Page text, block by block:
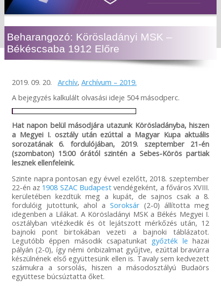
Beharangozó: Körösladányi MSK –
Békéscsaba 1912 Előre
2019. 09. 20. Archív, Archívum – 2019.
A bejegyzés kalkulált olvasási ideje 504 másodperc.
Hat napon belül másodjára utazunk Körösladányba, hiszen
a Megyei I. osztály után ezúttal a Magyar Kupa aktuális
sorozatának 6. fordulójában, 2019. szeptember 21-én
(szombaton) 15:00 órától szintén a Sebes-Körös partiak
lesznek ellenfeleink.
Szinte napra pontosan egy évvel ezelőtt, 2018. szeptember
22-én az 1908 SZAC Budapest vendégeként, a főváros XVIII.
kerületében kezdtük meg a kupát, de sajnos csak a 8.
fordulóig jutottunk, ahol a Soroksár (2-0) állította meg
idegenben a Lilákat. A Körösladányi MSK a Békés Megyei I.
osztályban vitézkedik és öt lejátszott mérkőzés után, 12
bajnoki pont birtokában vezeti a bajnoki táblázatot.
Legutóbb éppen második csapatunkat győzték le hazai
pályán (2-0), így némi önbizalmat gyűjtve, ezúttal bravúrra
készülnének első együttesünk ellen is. Tavaly sem kedvezett
számukra a sorsolás, hiszen a másodosztályú Budaörs
együttese búcsúztatta őket.